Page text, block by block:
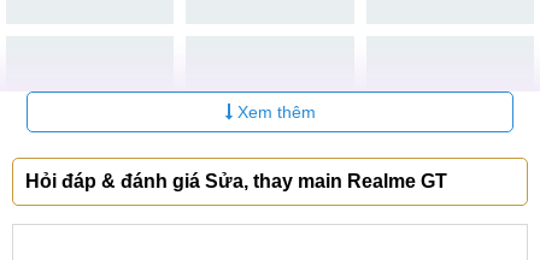
Bước 3:Kỹ thuật viên báo lại lỗi và giá thay thế, nếu khách
hàng đông đi tiến hành sửa, thay Main Realme GT
Xem thêm
Hỏi đáp & đánh giá Sửa, thay main Realme GT